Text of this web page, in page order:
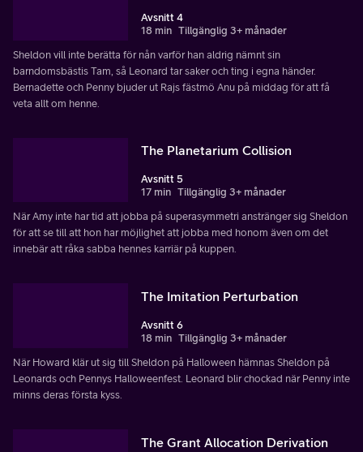
Avsnitt 4
18 min Tillgänglig 3+ månader
Sheldon vill inte berätta för nån varför han aldrig nämnt sin
barndomsbästis Tam, så Leonard tar saker och ting i egna händer.
Bernadette och Penny bjuder ut Rajs fästmö Anu på middag för att få
veta allt om henne.
The Planetarium Collision
Avsnitt 5
17 min Tillgänglig 3+ månader
När Amy inte har tid att jobba på superasymmetri anstränger sig Sheldon
för att se till att hon har möjlighet att jobba med honom även om det
innebär att råka sabba hennes karriär på kuppen.
The Imitation Perturbation
Avsnitt 6
18 min Tillgänglig 3+ månader
När Howard klär ut sig till Sheldon på Halloween hämnas Sheldon på
Leonards och Pennys Halloweenfest. Leonard blir chockad när Penny inte
minns deras första kyss.
The Grant Allocation Derivation